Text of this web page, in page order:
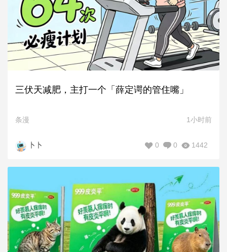
三伏天减肥，主打一个「薛定谔的管住嘴」
条漫 1小时前
卜卜 1442
0
0